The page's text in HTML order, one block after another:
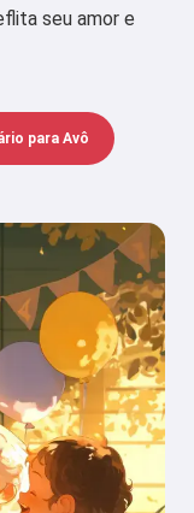
seu amor e
para Avô